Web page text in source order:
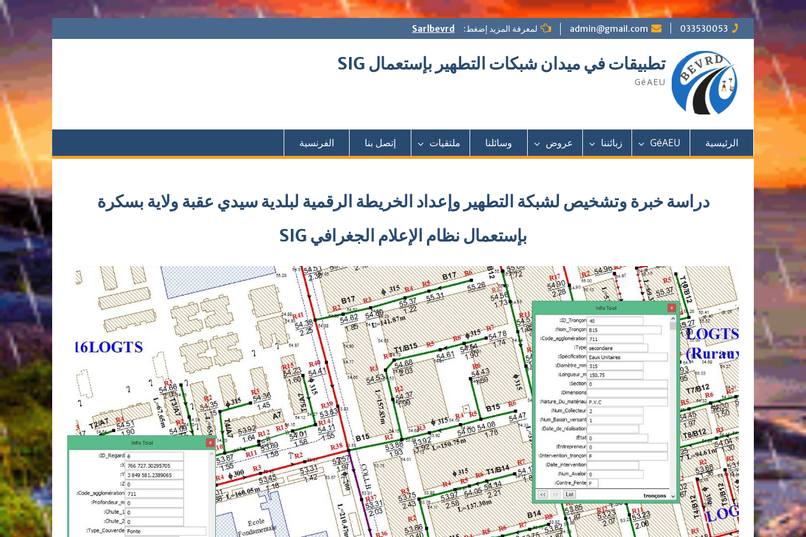
033530053
admin@gmail.com لمعرفة المزيد إضغط: Sarlbevrd
تطبيقات في ميدان شبكات التطهير بإستعمال SIG
GéAEU
الرئيسية GéAEU زبائننا عروض وسائلنا ملتقيات إتصل بنا الفرنسية
دراسة خبرة وتشخيص لشبكة التطهير وإعداد الخريطة الرقمية لبلدية سيدي عقبة ولاية بسكرة
بإستعمال نظام الإعلام الجغرافي SIG